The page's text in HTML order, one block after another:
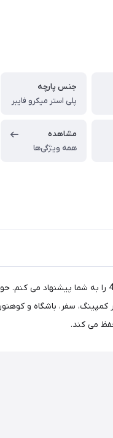
جنس پارچه
پلی استر میکرو فایبر
مشاهده
همه ویژگی‌ها